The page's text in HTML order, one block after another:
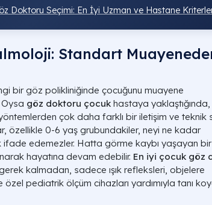
Doktoru Seçimi: En İyi Uzman ve Hastane
Standart
bir göz polikliniğinde çocuğunu muayene
göz doktoru çocuk hastaya yaklaştığında,
çok daha farklı bir iletişim ve teknik
özellikle 0-6 yaş grubundakiler, neyi ne kadar
edemezler. Hatta görme kaybı yaşayan
hayatına devam edebilir. En iyi çocuk göz
kalmadan, sadece ışık refleksleri, objelere
pediatrik ölçüm cihazları yardımıyla tanı